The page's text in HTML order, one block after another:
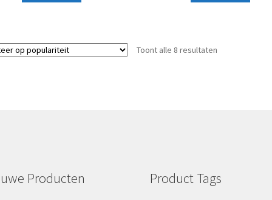
Toont alle 8 resultatenGesorteerd
Producten Product Tags